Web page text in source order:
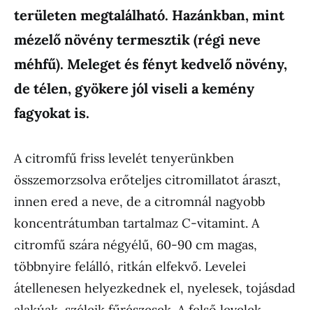
területen megtalálható. Hazánkban, mint
mézelő növény termesztik (régi neve
méhfű). Meleget és fényt kedvelő növény,
de télen, gyökere jól viseli a kemény
fagyokat is.
A citromfű friss levelét tenyerünkben
összemorzsolva erőteljes citromillatot áraszt,
innen ered a neve, de a citromnál nagyobb
koncentrátumban tartalmaz C-vitamint. A
citromfű szára négyélű, 60-90 cm magas,
többnyire felálló, ritkán elfekvő. Levelei
átellenesen helyezkednek el, nyelesek, tojásdad